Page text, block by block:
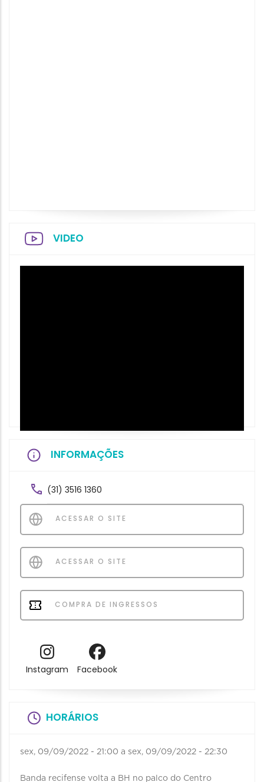
VIDEO
INFORMAÇÕES
(31) 3516 1360
ACESSAR O SITE
ACESSAR O SITE
COMPRA DE INGRESSOS
Instagram Facebook
HORÁRIOS
sex, 09/09/2022 - 21:00 a sex, 09/09/2022 - 22:30
Banda recifense volta a BH no palco do Centro